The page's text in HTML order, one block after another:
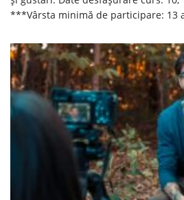
***Vârsta minimă de participare: 13